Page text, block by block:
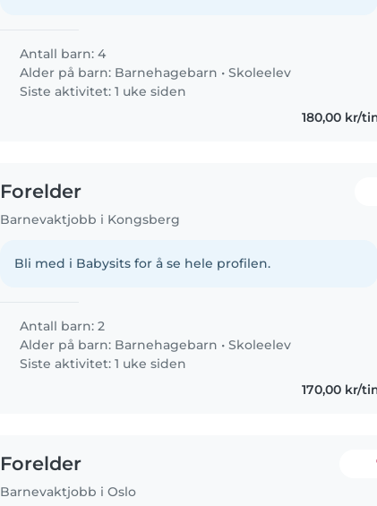
Antall barn: 4
Alder på barn: Barnehagebarn •Skoleelev
Siste aktivitet: 1 uke siden
180,00 kr/
Forelder
Barnevaktjobb i Kongsberg
Bli med i Babysits for å se hele profilen.
Antall barn: 2
Alder på barn: Barnehagebarn •Skoleelev
Siste aktivitet: 1 uke siden
170,00 kr/
Forelder
Barnevaktjobb i Oslo